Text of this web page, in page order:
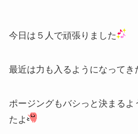
今日は５人で頑張りました
最近は力も入るようになってき
ポージングもバシっと決まるよ
たよ